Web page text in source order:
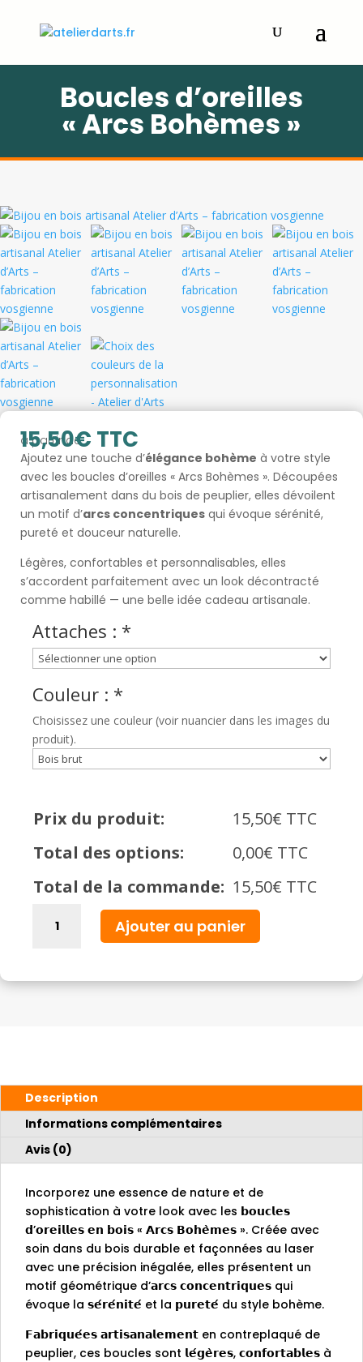
Boucles d’oreilles
« Arcs Bohèmes »
à partir de
15,50€ TTC
Ajoutez une touche d’élégance bohème à votre style
avec les boucles d’oreilles « Arcs Bohèmes ». Découpées
artisanalement dans du bois de peuplier, elles dévoilent
un motif d’arcs concentriques qui évoque sérénité,
pureté et douceur naturelle.
Légères, confortables et personnalisables, elles
s’accordent parfaitement avec un look décontracté
comme habillé — une belle idée cadeau artisanale.
Attaches : *
Couleur : *
Choisissez une couleur (voir nuancier dans les images du
produit).
Prix du produit: 15,50€ TTC
Total des options:
0,00€ TTC
Total de la commande: 15,50€ TTC
"Arcs
Ajouter au panier
Description
Informations complémentaires
Avis (0)
Incorporez une essence de nature et de
sophistication à votre look avec les 𝗯𝗼𝘂𝗰𝗹𝗲𝘀
𝗱’𝗼𝗿𝗲𝗶𝗹𝗹𝗲𝘀 𝗲𝗻 𝗯𝗼𝗶𝘀 « 𝗔𝗿𝗰𝘀 𝗕𝗼𝗵𝗲̀𝗺𝗲𝘀 ». Créée avec
soin dans du bois durable et façonnées au laser
avec une précision inégalée, elles présentent un
motif géométrique d’𝗮𝗿𝗰𝘀 𝗰𝗼𝗻𝗰𝗲𝗻𝘁𝗿𝗶𝗾𝘂𝗲𝘀 qui
évoque la 𝘀𝗲́𝗿𝗲́𝗻𝗶𝘁𝗲́ et la 𝗽𝘂𝗿𝗲𝘁𝗲́ du style bohème.
𝗙𝗮𝗯𝗿𝗶𝗾𝘂𝗲́𝗲𝘀 𝗮𝗿𝘁𝗶𝘀𝗮𝗻𝗮𝗹𝗲𝗺𝗲𝗻𝘁 en contreplaqué de
peuplier, ces boucles sont 𝗹𝗲́𝗴𝗲̀𝗿𝗲𝘀, 𝗰𝗼𝗻𝗳𝗼𝗿𝘁𝗮𝗯𝗹𝗲𝘀 à